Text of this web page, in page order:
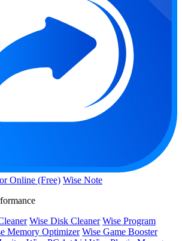
Online (Free) Wise Note
Wise Disk Cleaner Wise Program
Memory Optimizer Wise Game Booster